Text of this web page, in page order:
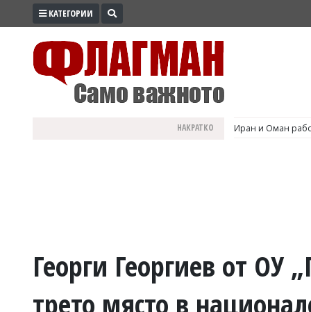
ПРОМО
ВОЙНАТА
КАТЕГОРИИ
НАКРАТКО Иран и Оман
Георги Георгиев от ОУ
трето място в